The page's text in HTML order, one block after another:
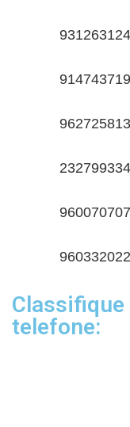
931263124
914743719
962725813
232799334
960070707
960332022
telefone: